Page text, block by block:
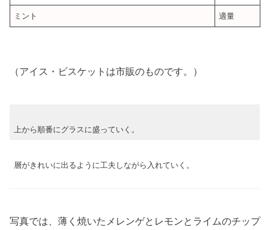
ミント 適量
（アイス・ビスケットは市販のものです。）
上から順番にグラスに盛っていく。
層がきれいに出るように工夫しながら入れていく。
写真では、薄く焼いたメレンゲとレモンとライムのチップ